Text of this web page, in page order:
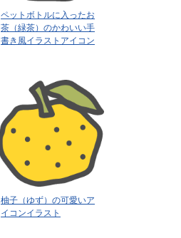
ペットボトルに入ったお
茶（緑茶）のかわいい手
書き風イラストアイコン
柚子（ゆず）の可愛いア
イコンイラスト